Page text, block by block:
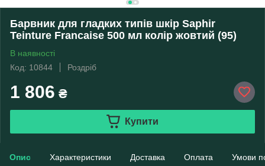
Барвник для гладких типів шкір Saphir
Teinture Francaise 500 мл колір жовтий (95)
В наявності
Код: 10844
Роздріб
1 806 ₴
Купити
Опис Характеристики Доставка Оплата Умови